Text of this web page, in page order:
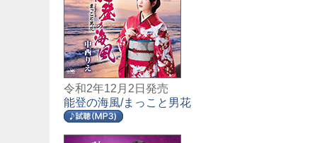
令和2年12月2日発売
能登の海風/まっこと男花